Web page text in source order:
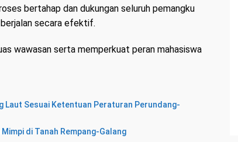
bertahap dan dukungan seluruh pemangku
secara efektif.
wawasan serta memperkuat peran mahasiswa
Laut Sesuai Ketentuan Peraturan Perundang-
di Tanah Rempang-Galang